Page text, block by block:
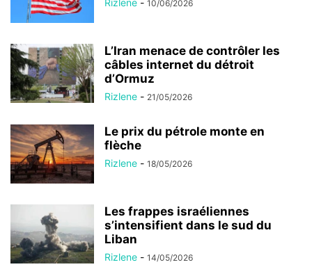
Rizlene - 10/06/2026
L’Iran menace de contrôler les
câbles internet du détroit
d’Ormuz
Rizlene - 21/05/2026
Le prix du pétrole monte en
flèche
Rizlene - 18/05/2026
Les frappes israéliennes
s’intensifient dans le sud du
Liban
Rizlene - 14/05/2026